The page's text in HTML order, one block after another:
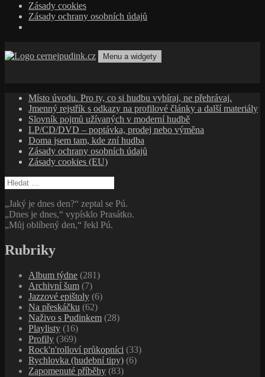
Zásady cookies
Zásady ochrany osobních údajů
k
Menu a widgety
Místo úvodu. Pro ty, co si hudbu vybíraj, ne přehrávaj.
Jmenný rejstřík s odkazy na profilové články a další materiály
Slovník pojmů užívaných v moderní hudbě
LP/CD/DVD – poptávka, prodej nebo výměna
Doma jsem tam, kde zní hudba
Zásady ochrany osobních údajů
Zásady cookies (EU)
Vyhledávání
„Jaký je dnes den?“ zeptal se Pú.
„Dnes je dnes,“ vypísklo Prasátko.
„Můj oblíbený den,“ řekl Pú.
Rubriky
Album týdne (281)
Archivní šum (7)
Jazzové epištoly (6)
Na přeskáčku (62)
Naživo s Pudinkem (28)
Playlisty (16)
Profily (369)
Rock'n'rolloví průkopníci (33)
Rychlovka (hudební tipy) (6)
Zapomenuté příběhy (83)